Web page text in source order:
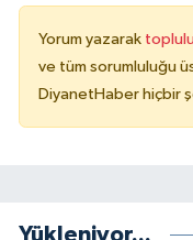
Yorum yazarak
ve tüm sorumluluğu
DiyanetHaber hiçbir
Yükleniyor...
Osmaniye
Rize
Sakarya
Siirt Müftülüğü